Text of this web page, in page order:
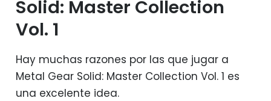
Solid: Master Collection
Vol. 1
Hay muchas razones por las que jugar a
Metal Gear Solid: Master Collection Vol. 1 es
una excelente idea.